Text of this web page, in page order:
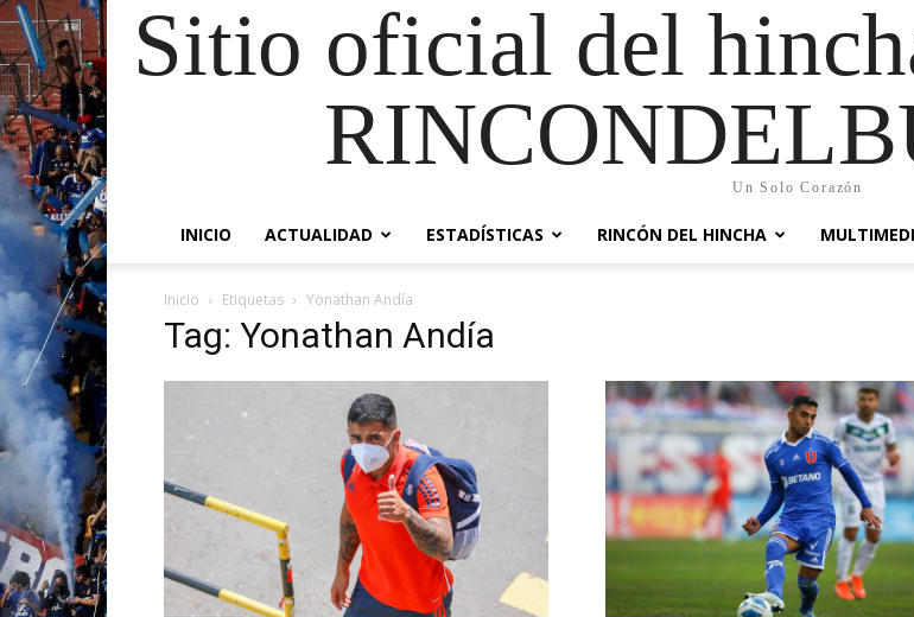
Sitio oficial del
Un Solo Corazón
INICIO ACTUALIDAD ESTADÍSTICAS RINCÓN DEL HINCHA
Inicio Etiquetas Yonathan Andía
Tag: Yonathan Andía